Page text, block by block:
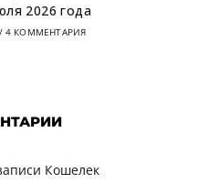
2026 года
/ 4 КОММЕНТАРИЯ
Кошелек